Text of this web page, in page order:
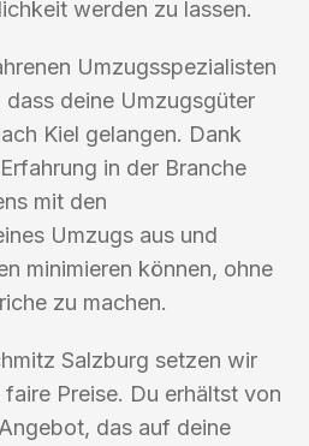
werden zu lassen.
Umzugsspezialisten
deine Umzugsgüter
Kiel gelangen. Dank
in der Branche
mit den
Umzugs aus und
minimieren können, ohne
zu machen.
Salzburg setzen wir
Preise. Du erhältst von
das auf deine